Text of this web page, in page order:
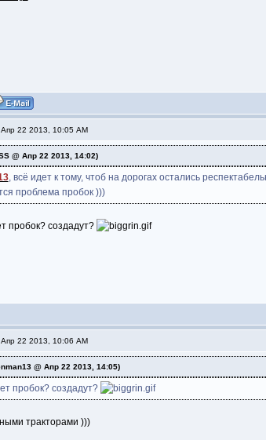
22 2013, 10:05 AM
@ Апр 22 2013, 14:02)
, всё идет к тому, чтоб на дорогах остались
проблема пробок )))
пробок? создадут?
22 2013, 10:06 AM
@ Апр 22 2013, 14:05)
пробок? создадут?
тракторами )))